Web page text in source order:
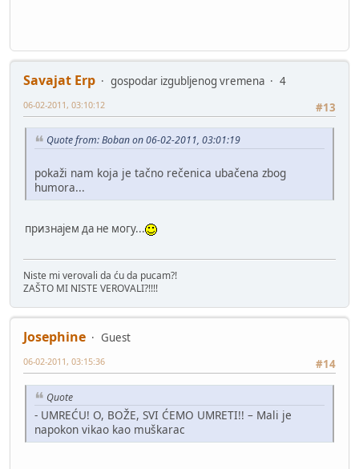
Savajat Erp gospodar izgubljenog vremena
4
#13
06-02-2011, 03:10:12
Quote from: Boban on 06-02-2011, 03:01:19
pokaži nam koja je tačno rečenica ubačena zbog
humora...
признајем да не могу...
Niste mi verovali da ću da pucam?!
ZAŠTO MI NISTE VEROVALI?!!!!
Josephine
Guest
#14
06-02-2011, 03:15:36
Quote
- UMREĆU! O, BOŽE, SVI ĆEMO UMRETI!! – Mali je
napokon vikao kao muškarac